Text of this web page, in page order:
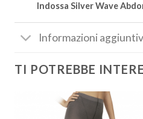
Indossa Silver Wave
Informazioni
TI POTREBBE